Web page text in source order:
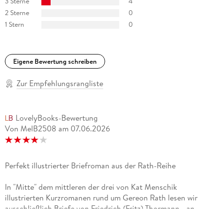
schrieb Volker Kutscher bereits die Bestseller
(2017) und
Mitte
Reihe gewidmet sind. Nach dem Buch für Charly und dem für
Fritze Thormann erscheint im September 2025 das Buch
für Gereon Rath.
2 Sterne
0
1 Stern
0
Eigene Bewertung schreiben
Zur Empfehlungsrangliste
LovelyBooks-Bewertung
Von MelB2508 am 07.06.2026
Perfekt illustrierter Briefroman aus der Rath-Reihe
In "Mitte" dem mittleren der drei von Kat Menschik
illustrierten Kurzromanen rund um Gereon Rath lesen wir
ausschließlich Briefe von Friedrich (Fritz) Thormann - an